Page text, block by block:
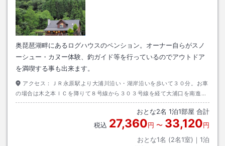
奥琵琶湖畔にあるログハウスのペンション。オーナー自らがスノ
ーシュー・カヌー体験、釣ガイド等を行っているのでアウトドア
を満喫する事も出来ます。
アクセス：
ＪＲ永原駅より大浦川沿い・湖岸沿いを歩いて３０分。お車
の場合は木之本ＩＣを降りて８号線から３０３号線を経て大浦口を南進し
て県道５５７西浅井マキノ線で湖岸沿い奥琵琶湖キャンプ場方面を目指し
おとな2名 1泊1部屋 合計
税込 27,360円 〜 33,120円
おとな1名 (2名1室)｜ 1泊